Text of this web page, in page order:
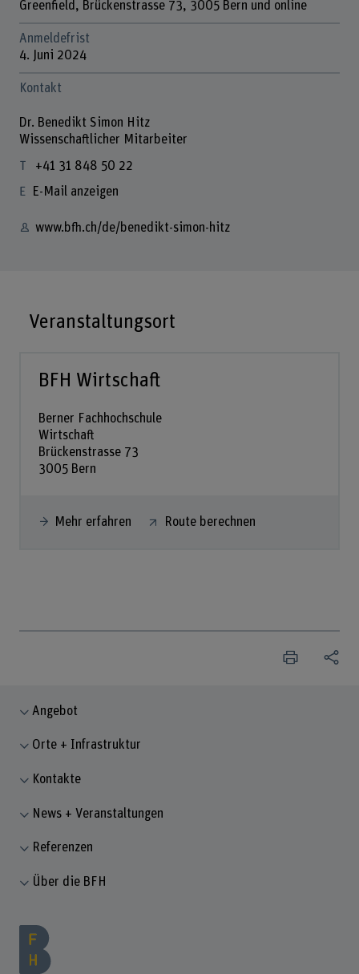
Greenfield, Brückenstrasse 73, 3005 Bern und online
Anmeldefrist
4. Juni 2024
Kontakt
Dr. Benedikt Simon Hitz
Wissenschaftlicher Mitarbeiter
+41 31 848 50 22
E-Mail anzeigen
www.bfh.ch/de/benedikt-simon-hitz
Veranstaltungsort
BFH Wirtschaft
Berner Fachhochschule
Wirtschaft
Brückenstrasse 73
3005 Bern
Mehr erfahren Route berechnen
Angebot
Orte + Infrastruktur
Kontakte
News + Veranstaltungen
Referenzen
Über die BFH